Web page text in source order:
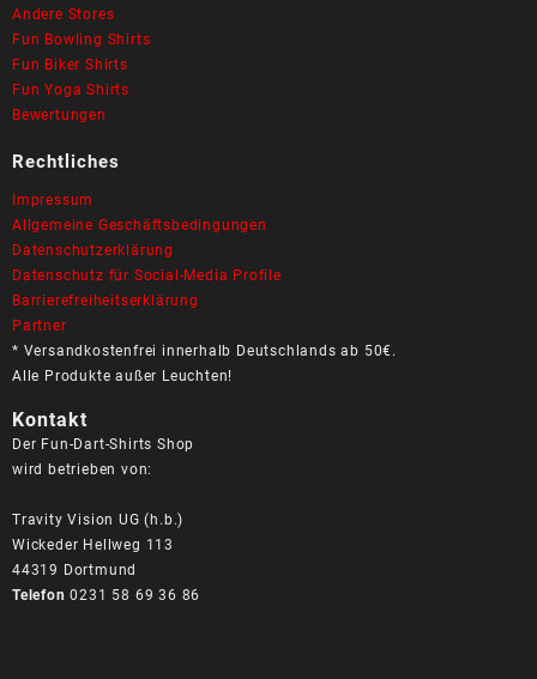
Andere Stores
Fun Bowling Shirts
Fun Biker Shirts
Fun Yoga Shirts
Bewertungen
Rechtliches
Impressum
Allgemeine Geschäftsbedingungen
Datenschutzerklärung
Datenschutz für Social-Media Profile
Barrierefreiheitserklärung
Partner
* Versandkostenfrei innerhalb Deutschlands ab 50€.
Alle Produkte außer Leuchten!
Kontakt
Der Fun-Dart-Shirts Shop
wird betrieben von:
Travity Vision UG (h.b.)
Wickeder Hellweg 113
44319 Dortmund
Telefon 0231 58 69 36 86